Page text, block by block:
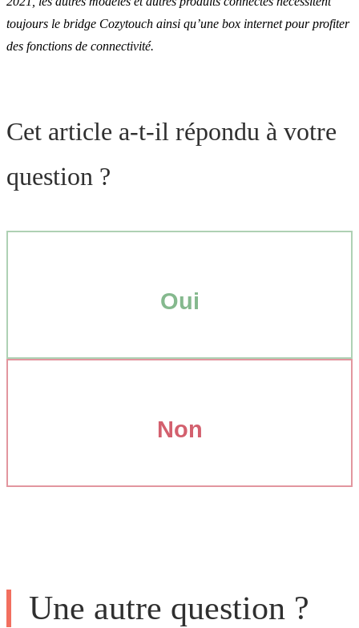
toujours le bridge Cozytouch ainsi qu’une box internet pour profiter
des fonctions de connectivité.
Cet article a-t-il répondu à votre
question ?
Oui
Non
Une autre question ?